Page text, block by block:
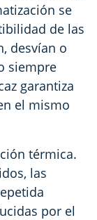
se
de las
desvían o
siempre
garantiza
el mismo
térmica.
las
por el